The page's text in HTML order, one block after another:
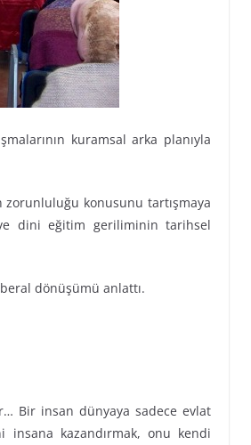
kuramsal arka planıyla
zorunluluğu konusunu tartışmaya
dini eğitim geriliminin tarihsel
dönüşümü anlattı.
Bir insan dünyaya sadece evlat
kazandırmak, onu kendi